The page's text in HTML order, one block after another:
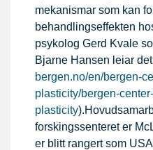
mekanismar som kan
behandlingseffekten
psykolog Gerd Kvale
Bjarne Hansen leiar
bergen.no/en/bergen-
plasticity/bergen-
plasticity
forskingssenteret er
er blitt rangert som